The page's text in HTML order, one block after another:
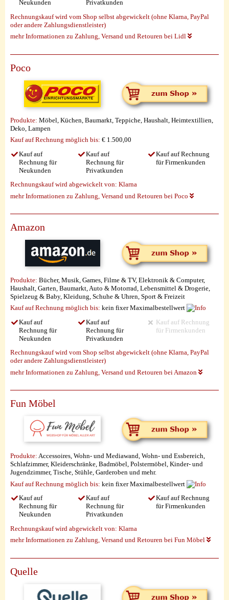
Neukunden
Privatkunden
Rechnungskauf wird vom Shop selbst abgewickelt (ohne Klarna, PayPal
oder andere Zahlungsdienstleister)
mehr Informationen zu Zahlung, Versand und Retouren bei Lidl
Poco
Produkte: Möbel, Küchen, Baumarkt, Teppiche, Haushalt, Heimtextillien,
Deko, Lampen
Kauf auf Rechnung möglich bis: € 1.500,00
Kauf auf
Rechnung für
Neukunden
Kauf auf
Rechnung für
Privatkunden
Kauf auf Rechnung
für Firmenkunden
Rechnungskauf wird abgewickelt von: Klarna
mehr Informationen zu Zahlung, Versand und Retouren bei Poco
Amazon
Produkte: Bücher, Musik, Games, Filme & TV, Elektronik & Computer,
Haushalt, Garten, Baumarkt, Auto & Motorrad, Lebensmittel & Drogerie,
Spielzeug & Baby, Kleidung, Schuhe & Uhren, Sport & Freizeit
Kauf auf Rechnung möglich bis: kein fixer Maximalbestellwert
Kauf auf
Rechnung für
Neukunden
Kauf auf
Rechnung für
Privatkunden
Kauf auf Rechnung
für Firmenkunden
Rechnungskauf wird vom Shop selbst abgewickelt (ohne Klarna, PayPal
oder andere Zahlungsdienstleister)
mehr Informationen zu Zahlung, Versand und Retouren bei Amazon
Fun Möbel
Produkte: Accessoires, Wohn- und Mediawand, Wohn- und Essbereich,
Schlafzimmer, Kleiderschränke, Badmöbel, Polstermöbel, Kinder- und
Jugendzimmer, Tische, Stühle, Garderoben und mehr.
Kauf auf Rechnung möglich bis: kein fixer Maximalbestellwert
Kauf auf
Rechnung für
Neukunden
Kauf auf
Rechnung für
Privatkunden
Kauf auf Rechnung
für Firmenkunden
Rechnungskauf wird abgewickelt von: Klarna
mehr Informationen zu Zahlung, Versand und Retouren bei Fun Möbel
Quelle